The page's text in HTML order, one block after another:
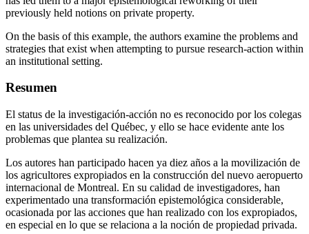
previously held notions on private property.
On the basis of this example, the authors examine the problems and
strategies that exist when attempting to pursue research-action within
an institutional setting.
Resumen
El status de la investigación-acción no es reconocido por los colegas
en las universidades del Québec, y ello se hace evidente ante los
problemas que plantea su realización.
Los autores han participado hacen ya diez años a la movilización de
los agricultores expropiados en la construcción del nuevo aeropuerto
internacional de Montreal. En su calidad de investigadores, han
experimentado una transformación epistemológica considerable,
ocasionada por las acciones que han realizado con los expropiados,
en especial en lo que se relaciona a la noción de propiedad privada.